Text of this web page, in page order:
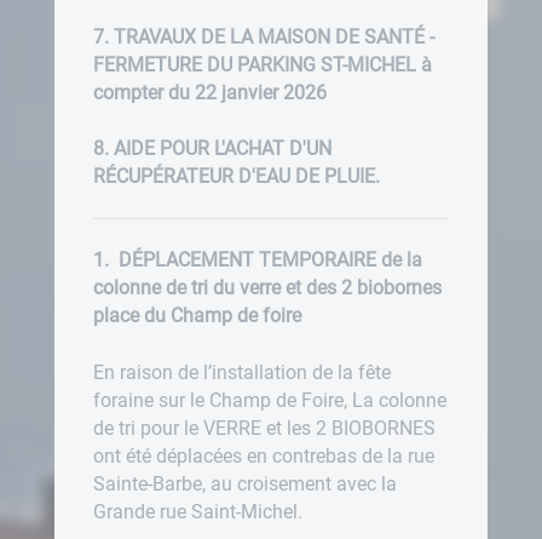
7. TRAVAUX DE LA MAISON DE SANTÉ -
FERMETURE DU PARKING ST-MICHEL à
compter du 22 janvier 2026
8. AIDE POUR L'ACHAT D'UN
RÉCUPÉRATEUR D'EAU DE PLUIE.
1. DÉPLACEMENT TEMPORAIRE de la
colonne de tri du verre et des 2 biobornes
place du Champ de foire
En raison de l’installation de la fête
foraine sur le Champ de Foire, La colonne
de tri pour le VERRE et les 2 BIOBORNES
ont été déplacées en contrebas de la rue
Sainte-Barbe, au croisement avec la
Grande rue Saint-Michel.